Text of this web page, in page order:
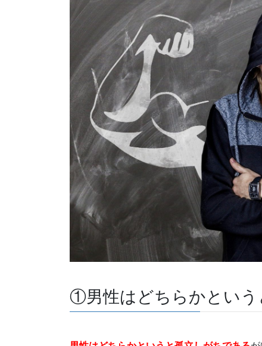
①男性はどちらかという